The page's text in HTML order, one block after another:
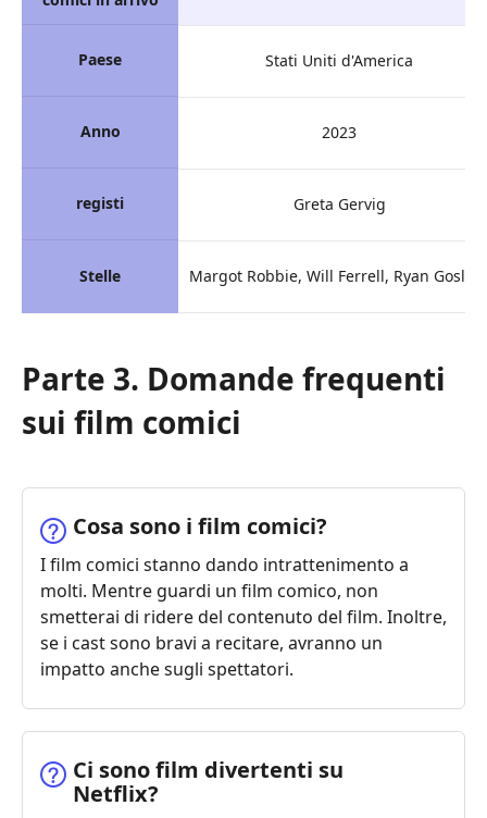
Paese
Anno
registi
Stelle
Stati Uniti d'America
2023
Greta Gervig
Margot Robbie, Will Ferrell, Ryan
Parte 3. Domande frequenti
sui film comici
Cosa sono i film comici?
I film comici stanno dando intrattenimento a
molti. Mentre guardi un film comico, non
smetterai di ridere del contenuto del film. Inoltre,
se i cast sono bravi a recitare, avranno un
impatto anche sugli spettatori.
Ci sono film divertenti su
Netflix?